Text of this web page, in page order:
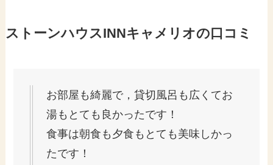
ストーンハウスINNキャメリオの口コミ
お部屋も綺麗で，貸切風呂も広くてお
湯もとても良かったです！
食事は朝食も夕食もとても美味しかっ
たです！